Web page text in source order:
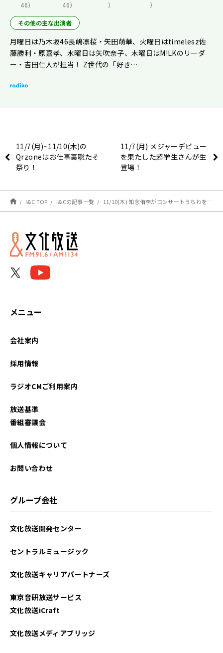
46）
46）
）
）
その他の主な出演者
月曜日は乃木坂46長嶋凛桜・矢田萌華、火曜日はtimelesz佐
藤勝利・原嘉孝、水曜日は矢吹奈子、木曜日はM!LKのリーダ
ー・吉田仁人が担当！ Z世代の「好き…
11/7(月)~11/10(木)の
Qrzoneはお仕事裏聡たそ
祭り！
11/7(月) メジャーデビュー
を果たした超学生さんが生
登場！
I&C TOP I&Cの記事一覧 11/10(木) 知念侑李がコンサートうちわを見て感じることって？
メニュー
会社案内
採用情報
ラジオCMご利用案内
放送基準
番組審議会
個人情報について
お問い合わせ
グループ会社
文化放送開発センター
セントラルミュージック
文化放送キャリアパートナーズ
東京音研放送サービス
文化放送iCraft
文化放送メディアブリッジ